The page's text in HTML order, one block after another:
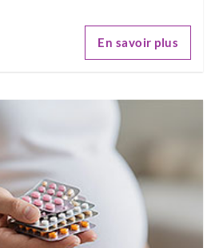
En savoir plus